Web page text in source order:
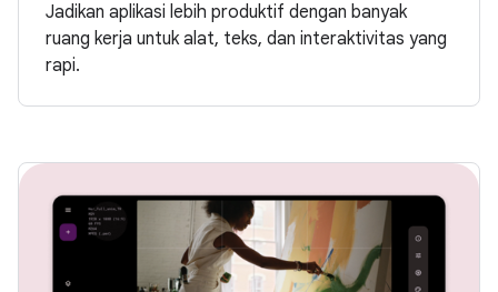
Jadikan aplikasi lebih produktif dengan banyak
ruang kerja untuk alat, teks, dan interaktivitas yang
rapi.